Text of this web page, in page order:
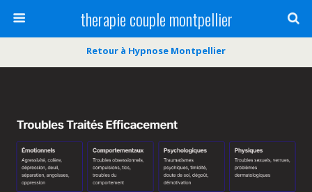
therapie couple montpellier
Retour à Hypnose Montpellier